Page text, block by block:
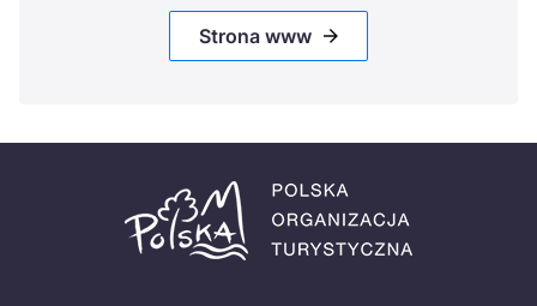
Strona www